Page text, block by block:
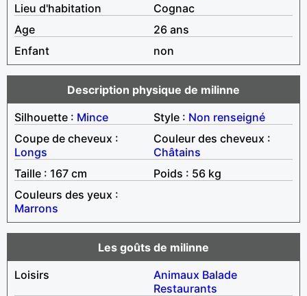
Lieu d'habitation
Cognac
Age
26 ans
Enfant
non
Description physique de milinne
Silhouette : Mince Style : Non renseigné
Coupe de cheveux :
Longs
Couleur des cheveux :
Châtains
Taille : 167 cm
Poids : 56 kg
Couleurs des yeux :
Marrons
Les goûts de milinne
Loisirs
Animaux Balade
Restaurants